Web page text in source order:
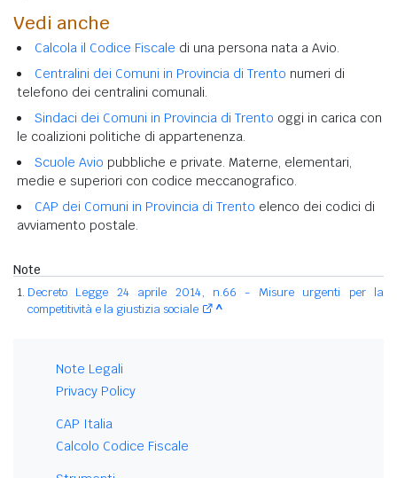
Vedi anche
Calcola il Codice Fiscale di una persona nata a Avio.
Centralini dei Comuni in Provincia di Trento numeri di
telefono dei centralini comunali.
Sindaci dei Comuni in Provincia di Trento oggi in carica con
le coalizioni politiche di appartenenza.
Scuole Avio pubbliche e private. Materne, elementari,
medie e superiori con codice meccanografico.
CAP dei Comuni in Provincia di Trento elenco dei codici di
avviamento postale.
Note
Decreto Legge 24 aprile 2014, n.66 - Misure urgenti per la
competitività e la giustizia sociale
^
Note Legali
Privacy Policy
CAP Italia
Calcolo Codice Fiscale